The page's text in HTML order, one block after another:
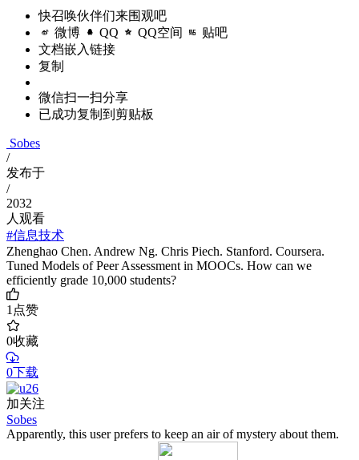
快召唤伙伴们来围观吧
微博 QQ QQ空间 贴吧
文档嵌入链接
复制
微信扫一扫分享
已成功复制到剪贴板
Sobes
/
发布于
/
2032
人观看
#信息技术
Zhenghao Chen. Andrew Ng. Chris Piech. Stanford. Coursera.
Tuned Models of Peer Assessment in MOOCs. How can we
efficiently grade 10,000 students?
1点赞
0收藏
0下载
加关注
Sobes
Apparently, this user prefers to keep an air of mystery about them.